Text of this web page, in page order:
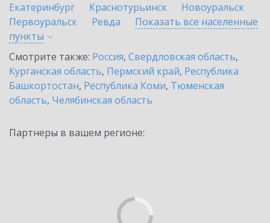
Екатеринбург
Краснотурьинск
Новоуральск
Первоуральск
Ревда
Показать все населенные
пункты
Смотрите также: Россия, Свердловская область,
Курганская область, Пермский край, Республика
Башкортостан, Республика Коми, Тюменская
область, Челябинская область
Партнеры в вашем регионе: